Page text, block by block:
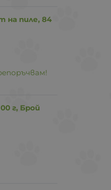
на пиле, 84
г, Брой